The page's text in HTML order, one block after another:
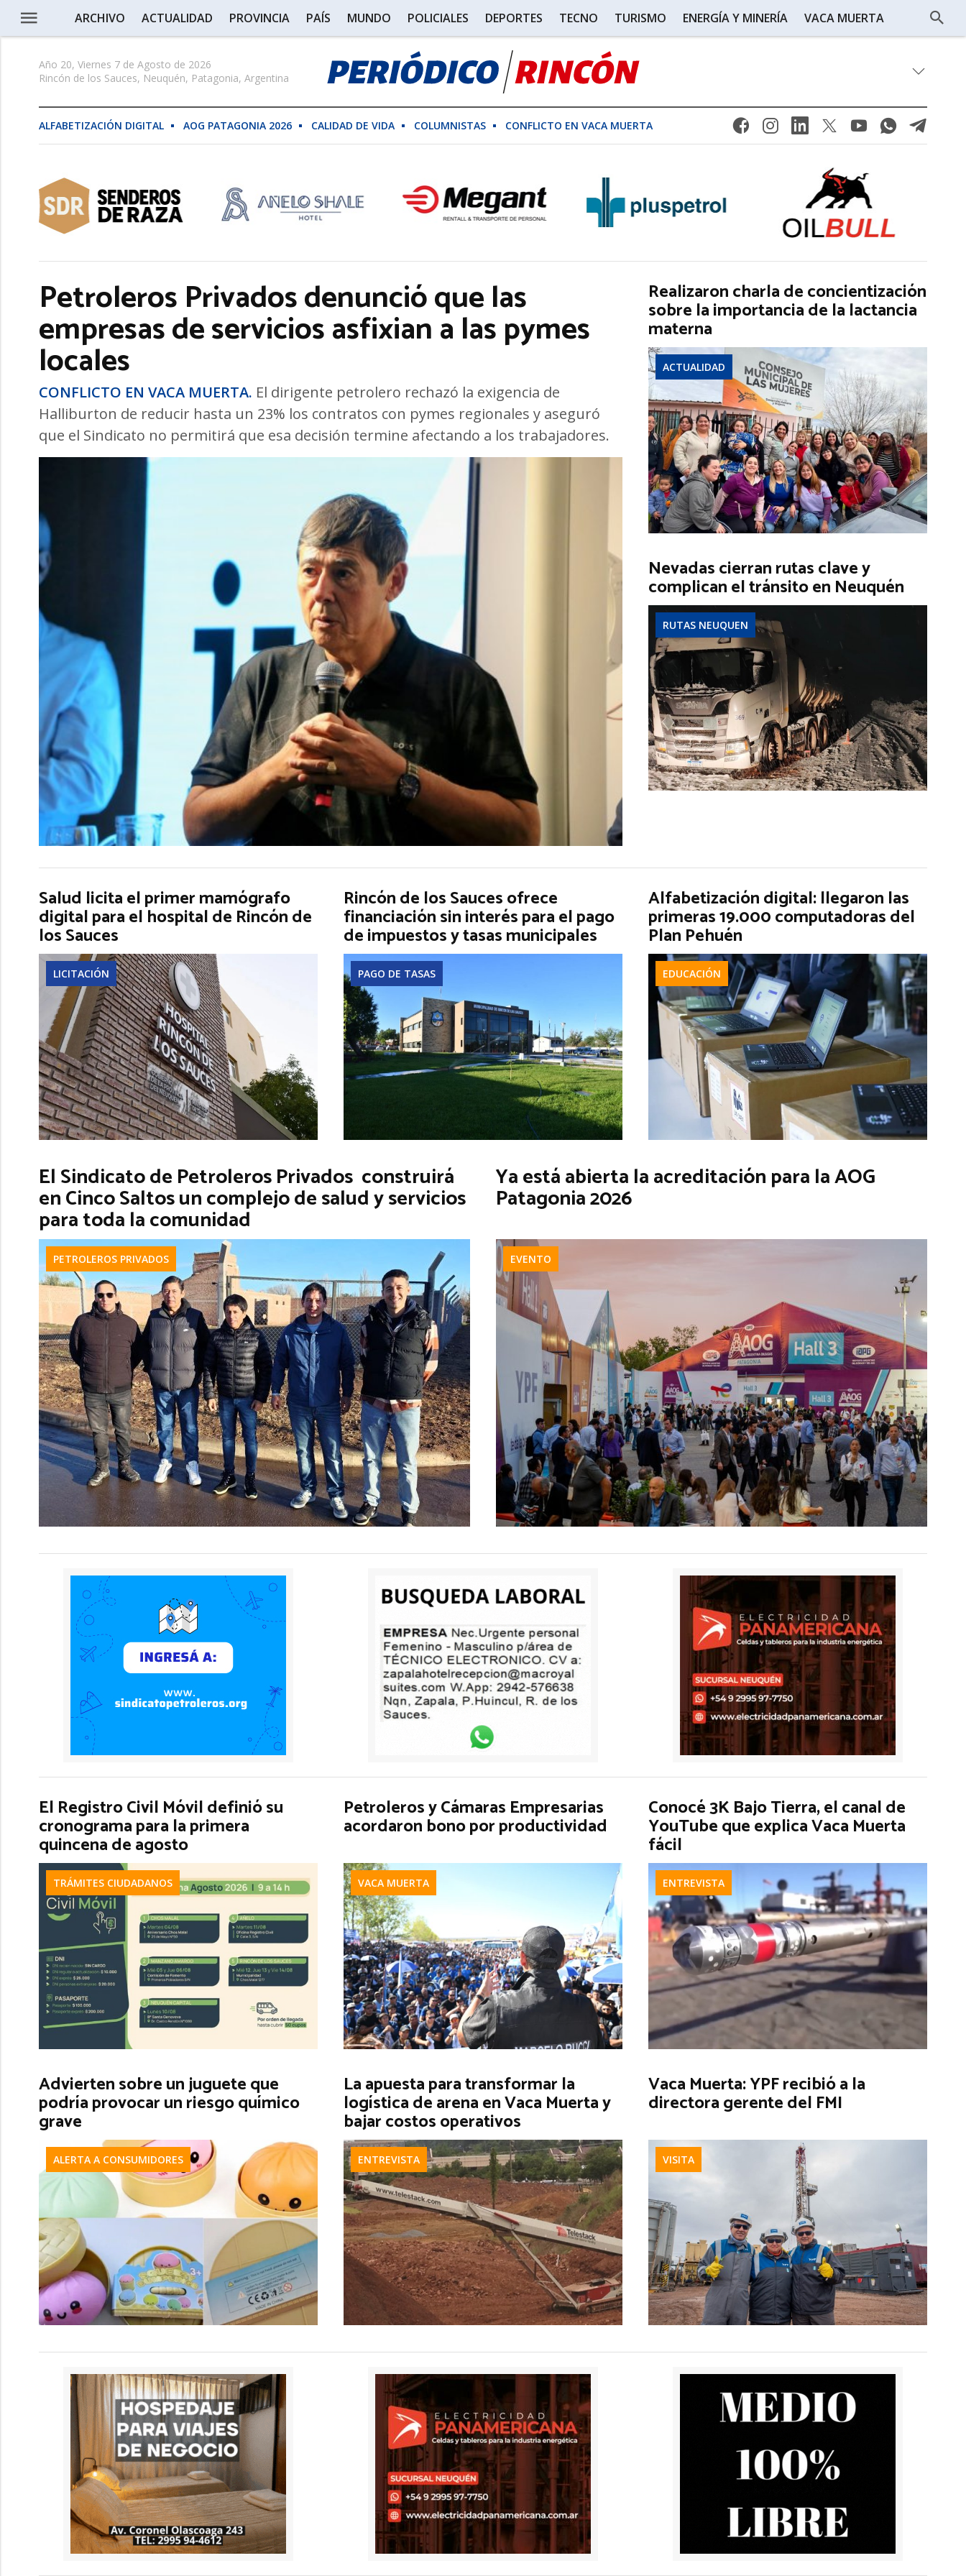
ARCHIVO ACTUALIDAD PROVINCIA PAÍS MUNDO POLICIALES DEPORTES TECNO TURISMO ENERGÍA Y MINERÍA VACA MUERTA
Año 20, Viernes 7 de Agosto de 2026
Rincón de los Sauces, Neuquén, Patagonia, Argentina
ALFABETIZACIÓN DIGITAL AOG PATAGONIA 2026 CALIDAD DE VIDA COLUMNISTAS CONFLICTO EN VACA MUERTA
Petroleros Privados denunció que las
empresas de servicios asfixian a las pymes
locales
CONFLICTO EN VACA MUERTA. El dirigente petrolero rechazó la exigencia de
Halliburton de reducir hasta un 23% los contratos con pymes regionales y aseguró
que el Sindicato no permitirá que esa decisión termine afectando a los trabajadores.
Realizaron charla de concientización
sobre la importancia de la lactancia
materna
ACTUALIDAD
Nevadas cierran rutas clave y
complican el tránsito en Neuquén
RUTAS NEUQUEN
Salud licita el primer mamógrafo
digital para el hospital de Rincón de
los Sauces
LICITACIÓN
Rincón de los Sauces ofrece
financiación sin interés para el pago
de impuestos y tasas municipales
PAGO DE TASAS
Alfabetización digital: llegaron las
primeras 19.000 computadoras del
Plan Pehuén
EDUCACIÓN
El Sindicato de Petroleros Privados construirá
en Cinco Saltos un complejo de salud y servicios
para toda la comunidad
PETROLEROS PRIVADOS
Ya está abierta la acreditación para la AOG
Patagonia 2026
EVENTO
El Registro Civil Móvil definió su
cronograma para la primera
quincena de agosto
TRÁMITES CIUDADANOS
Petroleros y Cámaras Empresarias
acordaron bono por productividad
VACA MUERTA
Conocé 3K Bajo Tierra, el canal de
YouTube que explica Vaca Muerta
fácil
ENTREVISTA
Advierten sobre un juguete que
podría provocar un riesgo químico
grave
ALERTA A CONSUMIDORES
La apuesta para transformar la
logística de arena en Vaca Muerta y
bajar costos operativos
ENTREVISTA
Vaca Muerta: YPF recibió a la
directora gerente del FMI
VISITA